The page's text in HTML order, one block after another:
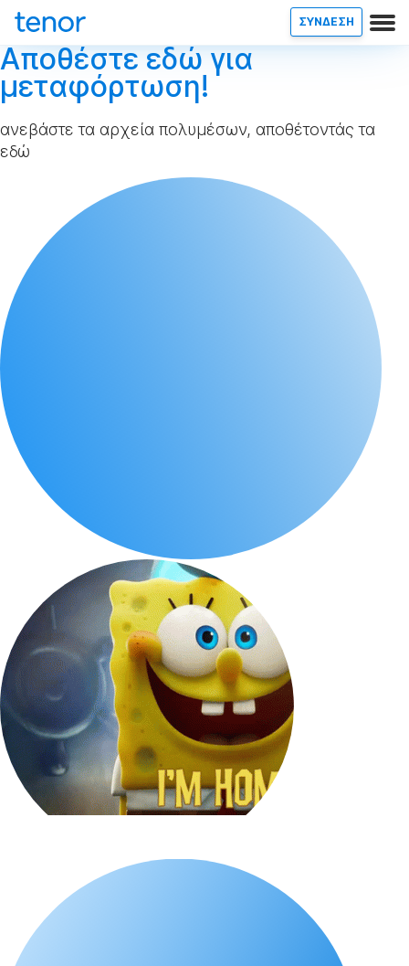
ΣΥΝΔΕΣΗ
Αποθέστε εδώ για
μεταφόρτωση!
ανεβάστε τα αρχεία πολυμέσων, αποθέτοντάς τα
εδώ